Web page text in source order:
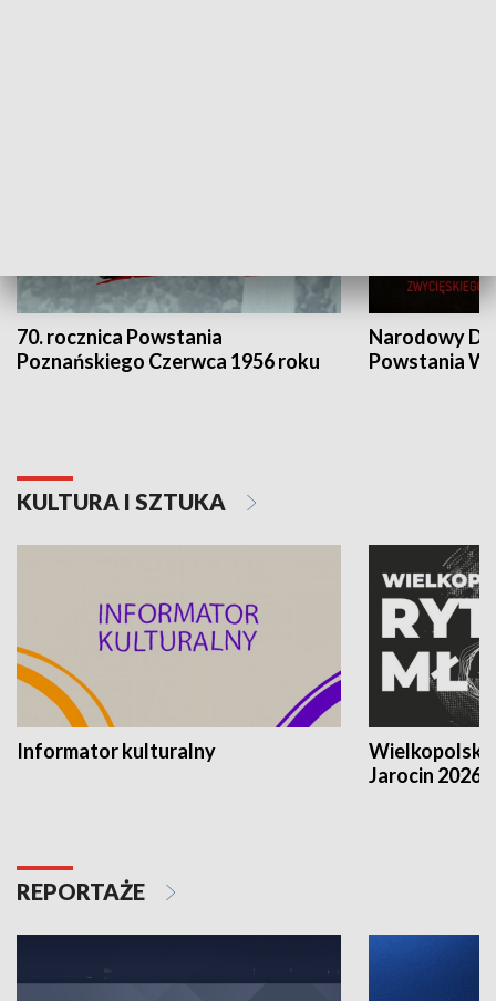
70. rocznica Powstania
Poznańskiego Czerwca 1956 roku
Narodowy
Powstania
KULTURA I SZTUKA
Informator kulturalny
Jarocin 2026
REPORTAŻE